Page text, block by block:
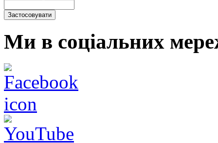
Ми в соціальних